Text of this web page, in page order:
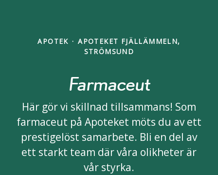
APOTEK · APOTEKET FJÄLLÄMMELN,
STRÖMSUND
Farmaceut
Här gör vi skillnad tillsammans! Som
farmaceut på Apoteket möts du av ett
prestigelöst samarbete. Bli en del av
ett starkt team där våra olikheter är
vår styrka.